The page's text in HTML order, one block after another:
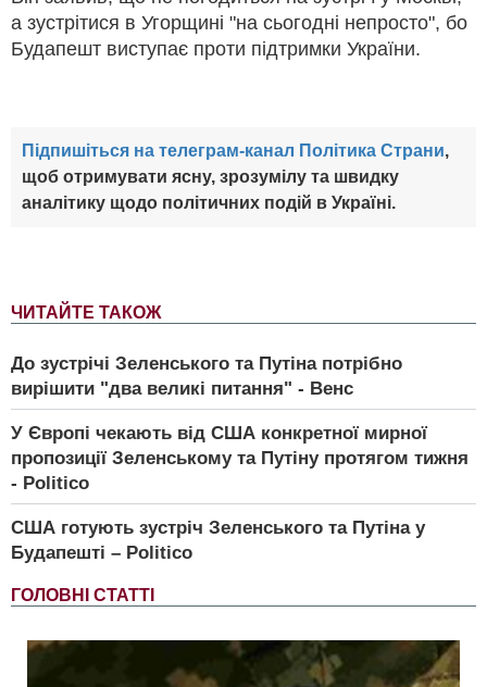
ЧИТАЙТЕ ТАКОЖ
До зустрічі Зеленського та Путіна потрібно
вирішити "два великі питання" - Венс
У Європі чекають від США конкретної мирної
пропозиції Зеленському та Путіну протягом тижня
- Politico
США готують зустріч Зеленського та Путіна у
Будапешті – Politico
а зустрітися в Угорщині "на сьогодні непросто", бо
Будапешт виступає проти підтримки України.
Підпишіться на телеграм-канал Політика Страни,
щоб отримувати ясну, зрозумілу та швидку
аналітику щодо політичних подій в Україні.
ГОЛОВНІ СТАТТІ